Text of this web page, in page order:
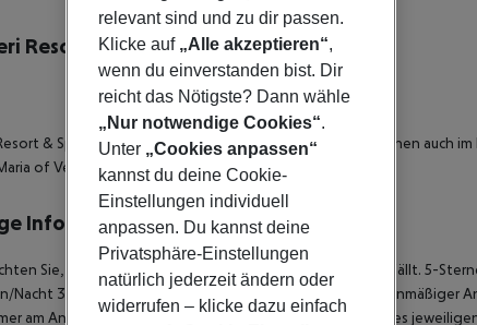
Resort & Spa
5
& Spa liegt nicht nur mitten in Linguaglossa, Sie wohnen auch im
of Vena ganz einfach
Informationen
Sie, dass vor Ort pro Person eine Touristensteuer anfällt. 5-
Nacht 3-Sterne Hotel: ca. 1,50 ¤ pro Person/Nacht Bei
am Ankunftstag erst ab der offiziellen Check-In-Zeit des
relevant sind und zu dir passen.
Klicke auf „Alle akzeptieren“,
wenn du einverstanden bist. Dir
reicht das Nötigste? Dann wähle
„Nur notwendige Cookies“.
Unter „Cookies anpassen“
kannst du deine Cookie-
Einstellungen individuell
anpassen. Du kannst deine
Privatsphäre-Einstellungen
natürlich jederzeit ändern oder
widerrufen – klicke dazu einfach